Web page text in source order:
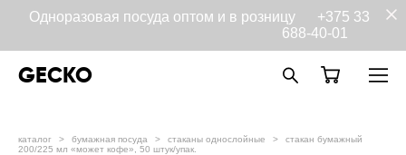
Одноразовая посуда оптом и в розницу +375 33
688-40-01
GECKO
каталог > бумажная посуда > стаканы однослойные >
стакан бумажный
200/225 мл «может кофе», 50 штук/упак.